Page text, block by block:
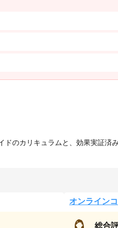
のカリキュラムと、効果実証済
オンライン
総合